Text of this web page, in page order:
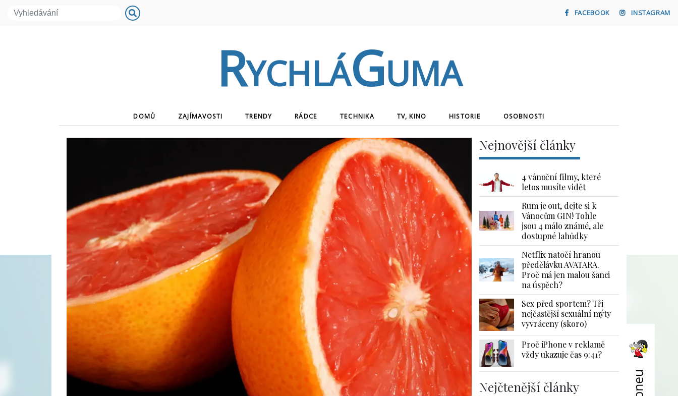
FACEBOOK INSTAGRAM
RychláGuma
DOMŮ (CURRENT)ZAJÍMAVOSTI TRENDY RÁDCE TECHNIKA TV, KINO HISTORIE OSOBNOSTI
Nejnovější články
4 vánoční filmy, které
letos musíte vidět
Rum je out, dejte si k
Vánocům GIN! Tohle
jsou 4 málo známé, ale
dostupné lahůdky
Netflix natočí hranou
předělávku AVATARA.
Proč má jen malou šanci
na úspěch?
Sex před sportem? Tři
nejčastější sexuální mýty
vyvráceny (skoro)
Proč iPhone v reklamě
vždy ukazuje čas 9:41?
Nejčtenější články